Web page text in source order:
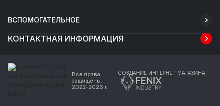
ВСПОМОГАТЕЛЬНОЕ
КОНТАКТНАЯ ИНФОРМАЦИЯ
Все права
защищены.
2022-2026 г.
СОЗДАНИЕ ИНТЕРНЕТ МАГАЗИНА